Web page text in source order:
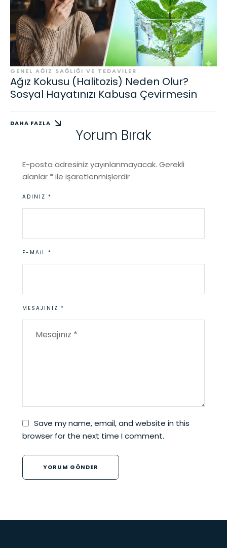
GENEL AĞIZ SAĞLIĞI VE TEDAVILER
Ağız Kokusu (Halitozis) Neden Olur?
Sosyal Hayatınızı Kabusa Çevirmesin
DAHA FAZLA
Yorum Bırak
E-posta adresiniz yayınlanmayacak. Gerekli
alanlar * ile işaretlenmişlerdir
MESAJINIZ *
ADINIZ *
E-MAIL *
Save my name, email, and website in this
browser for the next time I comment.
YORUM GÖNDER